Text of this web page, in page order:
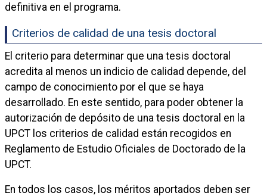
definitiva en el programa.
Criterios de calidad de una tesis doctoral
El criterio para determinar que una tesis doctoral
acredita al menos un indicio de calidad depende, del
campo de conocimiento por el que se haya
desarrollado. En este sentido, para poder obtener la
autorización de depósito de una tesis doctoral en la
UPCT los criterios de calidad están recogidos en
Reglamento de Estudio Oficiales de Doctorado de la
UPCT.
En todos los casos, los méritos aportados deben ser